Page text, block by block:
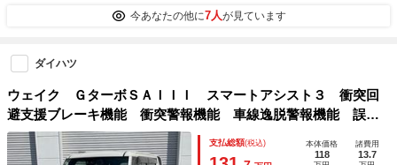
今あなたの他に7人が見ています
ダイハツ
ウェイク ＧターボＳＡＩＩＩ スマートアシスト３ 衝突回
避支援ブレーキ機能 衝突警報機能 車線逸脱警報機能 誤発
進抑制制御機能 先行車発進お知らせ機能 オートハイビー
ム 両側パーワースライドドア ＬＥＤヘッドライト 純正１
支払総額(税込) 本体価格
118
諸費用
13.7